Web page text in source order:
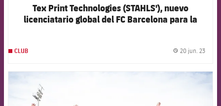
Tex Print Technologies (STAHLS'), nuevo
licenciatario global del FC Barcelona para la
CLUB 20 jun. 23